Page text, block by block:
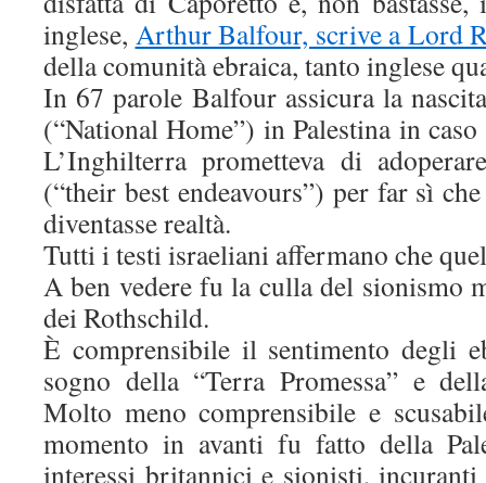
inglese, Arthur Balfour, scrive a Lord
della comunità ebraica, tanto inglese
In 67 parole Balfour assicura la
(“National Home”) in Palestina in
L’Inghilterra prometteva di
(“their best endeavours”) per far sì
diventasse realtà.
Tutti i testi israeliani affermano che
A ben vedere fu la culla del sionismo
dei Rothschild.
È comprensibile il sentimento degli
sogno della “Terra Promessa” e
Molto meno comprensibile e
momento in avanti fu fatto della
interessi britannici e sionisti,